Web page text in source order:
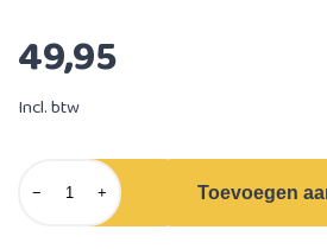
49,95
Incl. btw
− + Toevoegen